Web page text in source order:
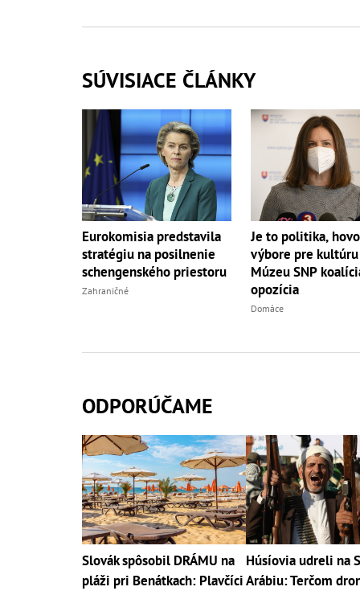
SÚVISIACE ČLÁNKY
Eurokomisia predstavila
stratégiu na posilnenie
schengenského priestoru
Zahraničné
Je to politika,
výbore pre
Múzeu SNP
opozícia
Domáce
ODPORÚČAME
Slovák spôsobil DRÁMU na
pláži pri Benátkach: Plavčíci
Húsíovia udreli na
Arábiu: Terčom